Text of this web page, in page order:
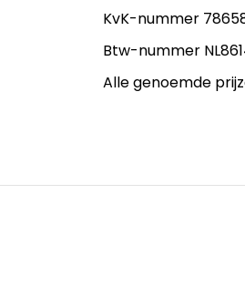
KvK-nummer
Btw-nummer
Alle genoemde